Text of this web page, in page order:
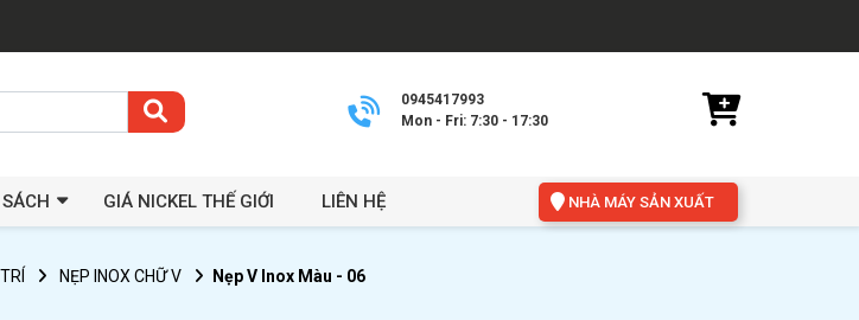
0945417993
Mon - Fri: 7:30 - 17:30
GIÁ NICKEL THẾ GIỚI LIÊN HỆ NHÀ MÁY SẢN XUẤT
NẸP INOX CHỮ V Nẹp V Inox Màu - 06